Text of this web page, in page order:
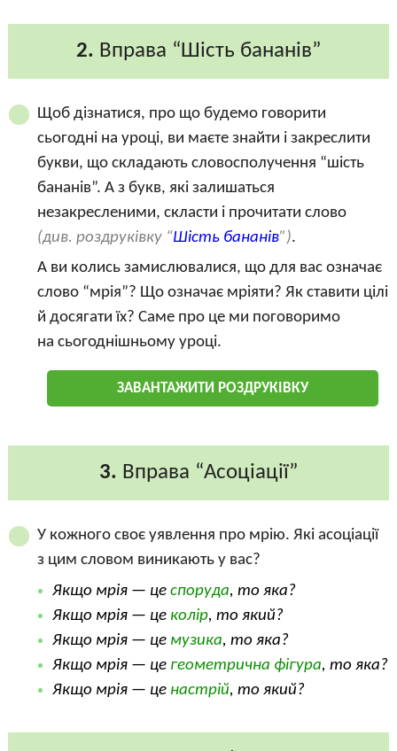
2. Вправа “Шість бананів”
Щоб дізнатися, про що будемо говорити
сьогодні на уроці, ви маєте знайти і закреслити
букви, що складають словосполучення “шість
бананів”. А з букв, які залишаться
незакресленими, скласти і прочитати слово
(див. роздруківку “Шість бананів”).
А ви колись замислювалися, що для вас означає
слово “мрія”? Що означає мріяти? Як ставити цілі
й досягати їх? Саме про це ми поговоримо
на сьогоднішньому уроці.
ЗАВАНТАЖИТИ РОЗДРУКІВКУ
3. Вправа “Асоціації”
У кожного своє уявлення про мрію. Які асоціації
з цим словом виникають у вас?
Якщо мрія — це споруда, то яка?
Якщо мрія — це колір, то який?
Якщо мрія — це музика, то яка?
Якщо мрія — це геометрична фігура, то яка?
Якщо мрія — це настрій, то який?